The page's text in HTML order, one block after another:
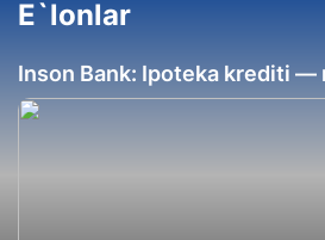
E`lonlar
Inson Bank: Ipoteka krediti —